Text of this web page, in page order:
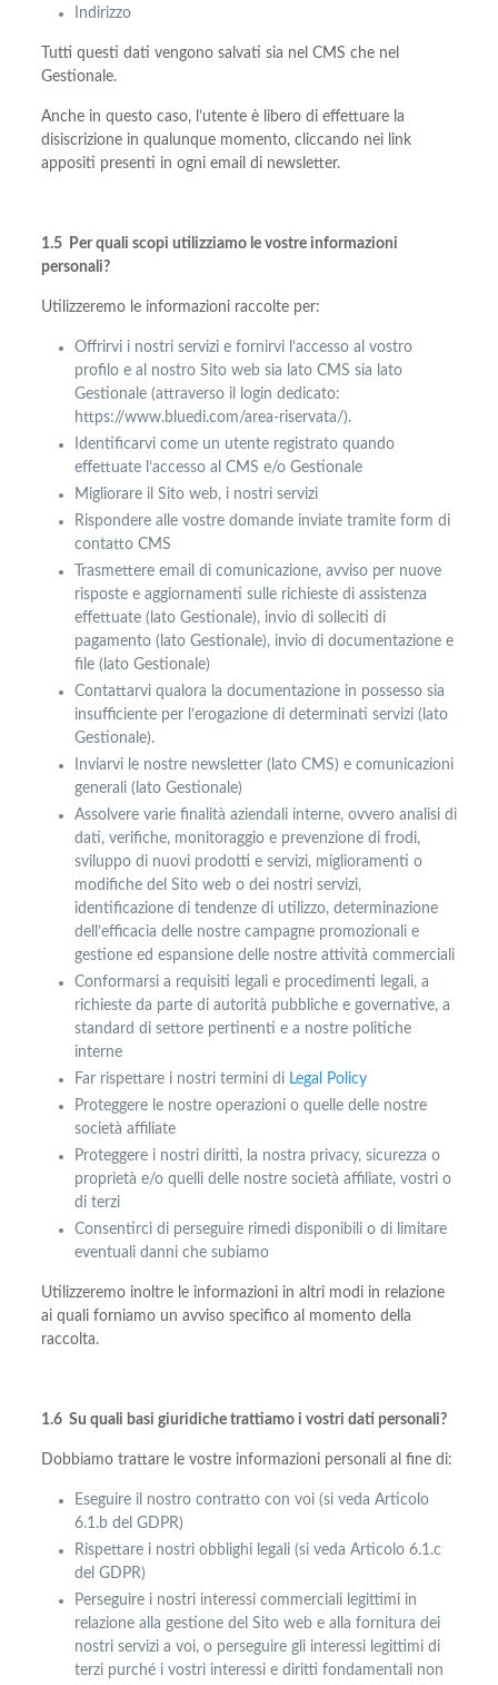
Indirizzo
Tutti questi dati vengono salvati sia nel CMS che nel
Gestionale.
Anche in questo caso, l’utente è libero di effettuare la
disiscrizione in qualunque momento, cliccando nei link
appositi presenti in ogni email di newsletter.
1.5 Per quali scopi utilizziamo le vostre informazioni
personali?
Utilizzeremo le informazioni raccolte per:
Offrirvi i nostri servizi e fornirvi l’accesso al vostro
profilo e al nostro Sito web sia lato CMS sia lato
Gestionale (attraverso il login dedicato:
https://www.bluedi.com/area-riservata/).
Identificarvi come un utente registrato quando
effettuate l’accesso al CMS e/o Gestionale
Migliorare il Sito web, i nostri servizi
Rispondere alle vostre domande inviate tramite form di
contatto CMS
Trasmettere email di comunicazione, avviso per nuove
risposte e aggiornamenti sulle richieste di assistenza
effettuate (lato Gestionale), invio di solleciti di
pagamento (lato Gestionale), invio di documentazione e
file (lato Gestionale)
Contattarvi qualora la documentazione in possesso sia
insufficiente per l’erogazione di determinati servizi (lato
Gestionale).
Inviarvi le nostre newsletter (lato CMS) e comunicazioni
generali (lato Gestionale)
Assolvere varie finalità aziendali interne, ovvero analisi di
dati, verifiche, monitoraggio e prevenzione di frodi,
sviluppo di nuovi prodotti e servizi, miglioramenti o
modifiche del Sito web o dei nostri servizi,
identificazione di tendenze di utilizzo, determinazione
dell’efficacia delle nostre campagne promozionali e
gestione ed espansione delle nostre attività commerciali
Conformarsi a requisiti legali e procedimenti legali, a
richieste da parte di autorità pubbliche e governative, a
standard di settore pertinenti e a nostre politiche
interne
Far rispettare i nostri termini di Legal Policy
Proteggere le nostre operazioni o quelle delle nostre
società affiliate
Proteggere i nostri diritti, la nostra privacy, sicurezza o
proprietà e/o quelli delle nostre società affiliate, vostri o
di terzi
Consentirci di perseguire rimedi disponibili o di limitare
eventuali danni che subiamo
Utilizzeremo inoltre le informazioni in altri modi in relazione
ai quali forniamo un avviso specifico al momento della
raccolta.
1.6 Su quali basi giuridiche trattiamo i vostri dati personali?
Dobbiamo trattare le vostre informazioni personali al fine di:
Eseguire il nostro contratto con voi (si veda Articolo
6.1.b del GDPR)
Rispettare i nostri obblighi legali (si veda Articolo 6.1.c
del GDPR)
Perseguire i nostri interessi commerciali legittimi in
relazione alla gestione del Sito web e alla fornitura dei
nostri servizi a voi, o perseguire gli interessi legittimi di
terzi purché i vostri interessi e diritti fondamentali non